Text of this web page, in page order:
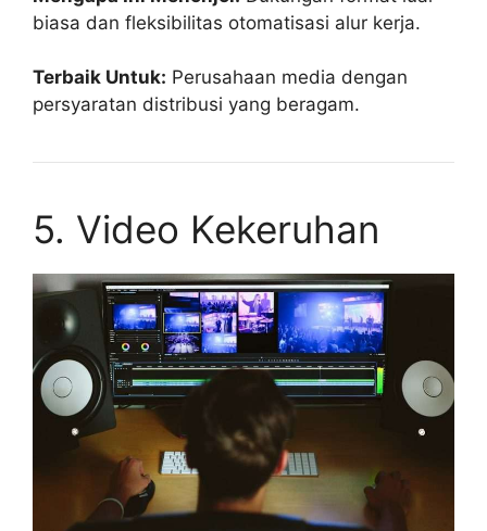
biasa dan fleksibilitas otomatisasi alur kerja.
Terbaik Untuk: Perusahaan media dengan
persyaratan distribusi yang beragam.
5. Video Kekeruhan